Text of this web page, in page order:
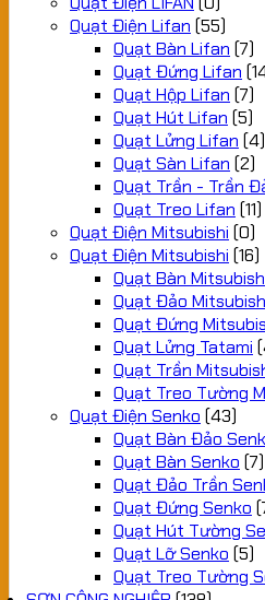
Quạt Điện Lifan (55)
Quạt Bàn Lifan (7)
Quạt Đứng Lifan
Quạt Hộp Lifan (7)
Quạt Hút Lifan (5)
Quạt Lửng Lifan (4)
Quạt Sàn Lifan (2)
Quạt Trần - Trần
Quạt Treo Lifan (11)
Quạt Điện Mitsubishi (0)
Quạt Điện Mitsubishi (16)
Quạt Bàn
Quạt Đảo
Quạt Đứng
Quạt Lửng Tatami
Quạt Trần
Quạt Treo Tường
Quạt Điện Senko (43)
Quạt Bàn Đảo
Quạt Bàn Senko (7)
Quạt Đảo Trần
Quạt Đứng Senko
Quạt Hút Tường
Quạt Lỡ Senko (5)
Quạt Treo Tường